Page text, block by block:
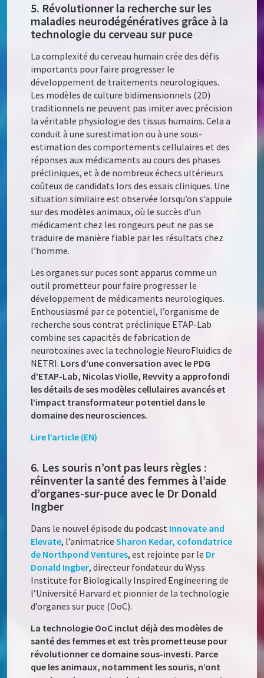
5. Révolutionner la recherche sur les
maladies neurodégénératives grâce à la
technologie du cerveau sur puce
La complexité du cerveau humain crée des défis
importants pour faire progresser le
développement de traitements neurologiques.
Les modèles de culture bidimensionnels (2D)
traditionnels ne peuvent pas imiter avec précision
la véritable physiologie des tissus humains. Cela a
conduit à une surestimation ou à une sous-
estimation des comportements cellulaires et des
réponses aux médicaments au cours des phases
précliniques, et à de nombreux échecs ultérieurs
coûteux de candidats lors des essais cliniques. Une
situation similaire est observée lorsqu’on s’appuie
sur des modèles animaux, où le succès d’un
médicament chez les rongeurs peut ne pas se
traduire de manière fiable par les résultats chez
l’homme.
Les organes sur puces sont apparus comme un
outil prometteur pour faire progresser le
développement de médicaments neurologiques.
Enthousiasmé par ce potentiel, l’organisme de
recherche sous contrat préclinique ETAP-Lab
combine ses capacités de fabrication de
neurotoxines avec la technologie NeuroFluidics de
NETRI. Lors d’une conversation avec le PDG
d’ETAP-Lab, Nicolas Violle, Revvity a approfondi
les détails de ses modèles cellulaires avancés et
l’impact transformateur potentiel dans le
domaine des neurosciences.
Lire l’article (EN)
6. Les souris n’ont pas leurs règles :
réinventer la santé des femmes à l’aide
d’organes-sur-puce avec le Dr Donald
Ingber
Dans le nouvel épisode du podcast Innovate and
Elevate, l’animatriceSharon Kedar, cofondatrice
de Northpond Ventures, est rejointe par le Dr
Donald Ingber, directeur fondateur du Wyss
Institute for Biologically Inspired Engineering de
l’Université Harvard et pionnier de la technologie
d’organes sur puce (OoC).
La technologie OoC inclut déjà des modèles de
santé des femmes et est très prometteuse pour
révolutionner ce domaine sous-investi. Parce
que les animaux, notamment les souris, n’ont